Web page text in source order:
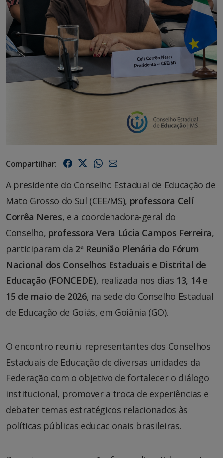
Compartilhar:
A presidente do Conselho Estadual de Educação de
Mato Grosso do Sul (CEE/MS), professora Celí
Corrêa Neres, e a coordenadora-geral do
Conselho, professora Vera Lúcia Campos Ferreira,
participaram da 2ª Reunião Plenária do Fórum
Nacional dos Conselhos Estaduais e Distrital de
Educação (FONCEDE), realizada nos dias 13, 14 e
15 de maio de 2026, na sede do Conselho Estadual
de Educação de Goiás, em Goiânia (GO).
O encontro reuniu representantes dos Conselhos
Estaduais de Educação de diversas unidades da
Federação com o objetivo de fortalecer o diálogo
institucional, promover a troca de experiências e
debater temas estratégicos relacionados às
políticas públicas educacionais brasileiras.